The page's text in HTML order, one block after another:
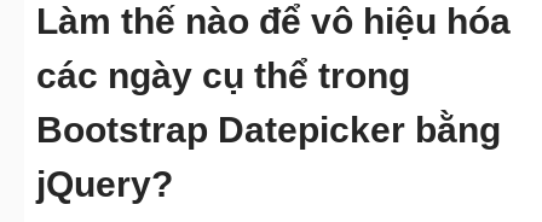
Làm thế nào để vô hiệu hóa
các ngày cụ thể trong
Bootstrap Datepicker bằng
jQuery?